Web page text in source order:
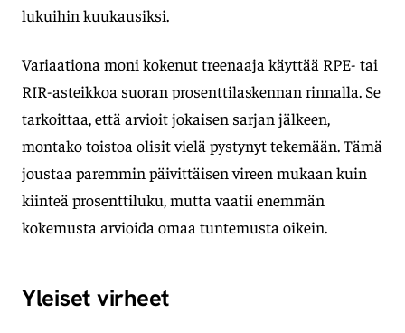
lukuihin kuukausiksi.
Variaationa moni kokenut treenaaja käyttää RPE- tai
RIR-asteikkoa suoran prosenttilaskennan rinnalla. Se
tarkoittaa, että arvioit jokaisen sarjan jälkeen,
montako toistoa olisit vielä pystynyt tekemään. Tämä
joustaa paremmin päivittäisen vireen mukaan kuin
kiinteä prosenttiluku, mutta vaatii enemmän
kokemusta arvioida omaa tuntemusta oikein.
Yleiset virheet